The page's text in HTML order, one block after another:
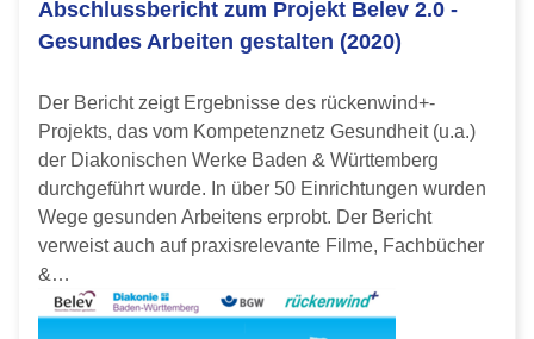
Abschlussbericht zum Projekt Belev 2.0 -
Gesundes Arbeiten gestalten (2020)
Der Bericht zeigt Ergebnisse des rückenwind+-
Projekts, das vom Kompetenznetz Gesundheit (u.a.)
der Diakonischen Werke Baden & Württemberg
durchgeführt wurde. In über 50 Einrichtungen wurden
Wege gesunden Arbeitens erprobt. Der Bericht
verweist auch auf praxisrelevante Filme, Fachbücher
&…